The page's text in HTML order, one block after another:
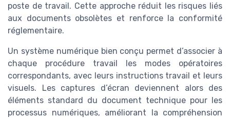
poste de travail. Cette approche réduit les risques liés
aux documents obsolètes et renforce la conformité
réglementaire.
Un système numérique bien conçu permet d’associer à
chaque procédure travail les modes opératoires
correspondants, avec leurs instructions travail et leurs
visuels. Les captures d’écran deviennent alors des
éléments standard du document technique pour les
processus numériques, améliorant la compréhension